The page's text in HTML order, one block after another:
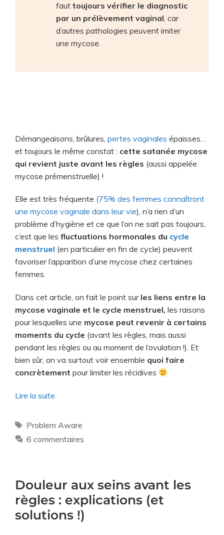
fauttoujours vérifier le diagnostic
par un prélèvement vaginal, car
d’autres pathologies peuvent imiter
une mycose.
Démangeaisons, brûlures, pertes vaginales épaisses…
et toujours le même constat : cette satanée mycose
qui revient juste avant les règles (aussi appelée
mycose prémenstruelle) !
Elle est très fréquente (75% des femmes connaîtront
une mycose vaginale dans leur vie), n’a rien d’un
problème d’hygiène et ce que l’on ne sait pas toujours,
c’est que les fluctuations hormonales du cycle
menstruel (en particulier en fin de cycle) peuvent
favoriser l’apparition d’une mycose chez certaines
femmes.
Dans cet article, on fait le point sur les liens entre la
mycose vaginale et le cycle menstruel, les raisons
pour lesquelles une mycose peut revenir à certains
moments du cycle (avant les règles, mais aussi
pendant les règles ou au moment de l’ovulation !). Et
bien sûr, on va surtout voir ensemble quoi faire
concrètement pour limiter les récidives
Lire la suite
Problem Aware
6 commentaires
Douleur aux seins avant les
règles : explications (et
solutions !)